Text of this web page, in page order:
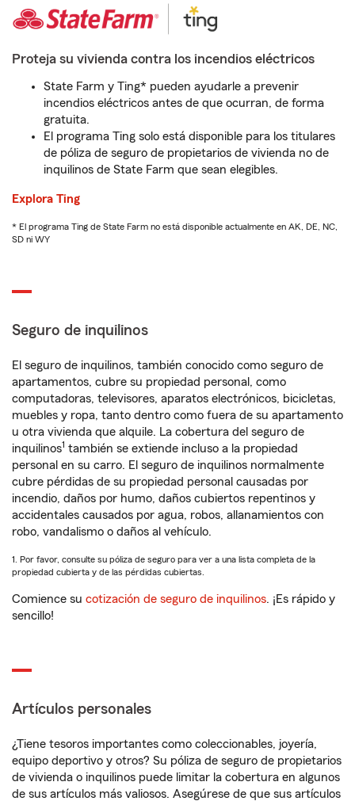
Proteja su vivienda contra los incendios eléctricos
State Farm y Ting* pueden ayudarle a prevenir
incendios eléctricos antes de que ocurran, de forma
gratuita.
El programa Ting solo está disponible para los titulares
de póliza de seguro de propietarios de vivienda no de
inquilinos de State Farm que sean elegibles.
Explora Ting
* El programa Ting de State Farm no está disponible actualmente en AK, DE, NC,
SD ni WY
Seguro de inquilinos
El seguro de inquilinos, también conocido como seguro de
apartamentos, cubre su propiedad personal, como
computadoras, televisores, aparatos electrónicos, bicicletas,
muebles y ropa, tanto dentro como fuera de su apartamento
u otra vivienda que alquile. La cobertura del seguro de
inquilinos1 también se extiende incluso a la propiedad
personal en su carro. El seguro de inquilinos normalmente
cubre pérdidas de su propiedad personal causadas por
incendio, daños por humo, daños cubiertos repentinos y
accidentales causados por agua, robos, allanamientos con
robo, vandalismo o daños al vehículo.
1. Por favor, consulte su póliza de seguro para ver a una lista completa de la
propiedad cubierta y de las pérdidas cubiertas.
Comience su cotización de seguro de inquilinos. ¡Es rápido y
sencillo!
Artículos personales
¿Tiene tesoros importantes como coleccionables, joyería,
equipo deportivo y otros? Su póliza de seguro de propietarios
de vivienda o inquilinos puede limitar la cobertura en algunos
de sus artículos más valiosos. Asegúrese de que sus artículos